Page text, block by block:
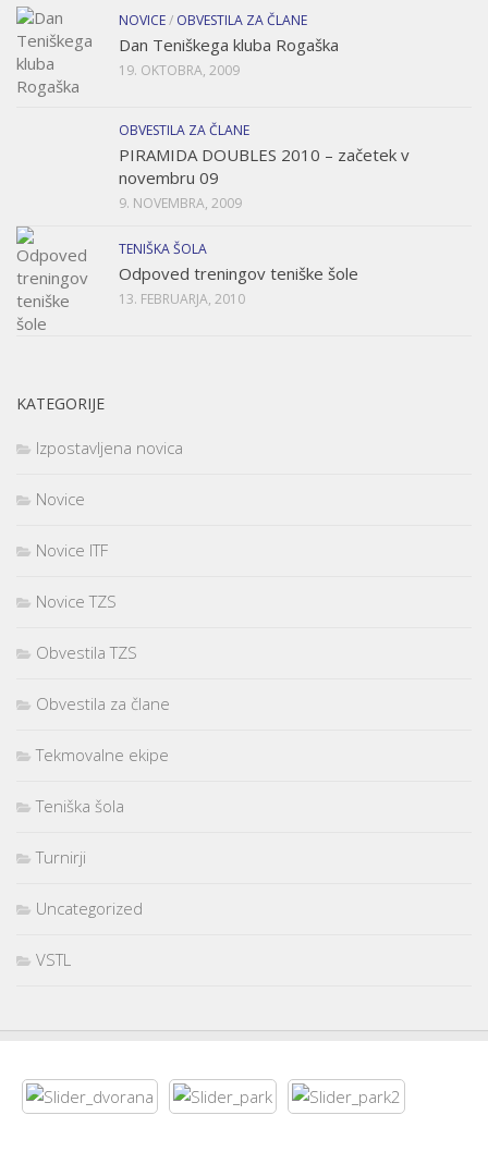
NOVICE/ OBVESTILA ZA ČLANE
Dan Teniškega kluba Rogaška
19. OKTOBRA, 2009
OBVESTILA ZA ČLANE
PIRAMIDA DOUBLES 2010 – začetek v
novembru 09
9. NOVEMBRA, 2009
TENIŠKA ŠOLA
Odpoved treningov teniške šole
13. FEBRUARJA, 2010
KATEGORIJE
Izpostavljena novica
Novice
Novice ITF
Novice TZS
Obvestila TZS
Obvestila za člane
Tekmovalne ekipe
Teniška šola
Turnirji
Uncategorized
VSTL